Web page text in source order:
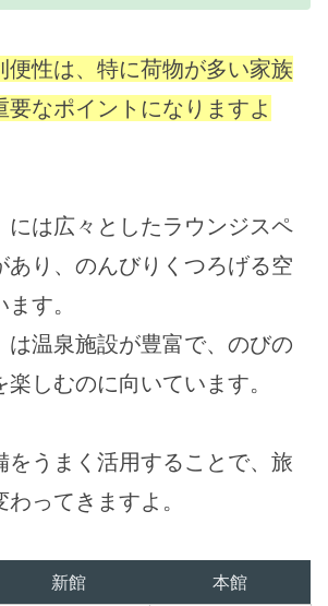
便性は、特に荷物が多い家族
要なポイントになりますよ
には広々としたラウンジスペ
あり、のんびりくつろげる空
す。
は温泉施設が豊富で、のびの
しむのに向いています。
をうまく活用することで、旅
ってきますよ。
新館 本館